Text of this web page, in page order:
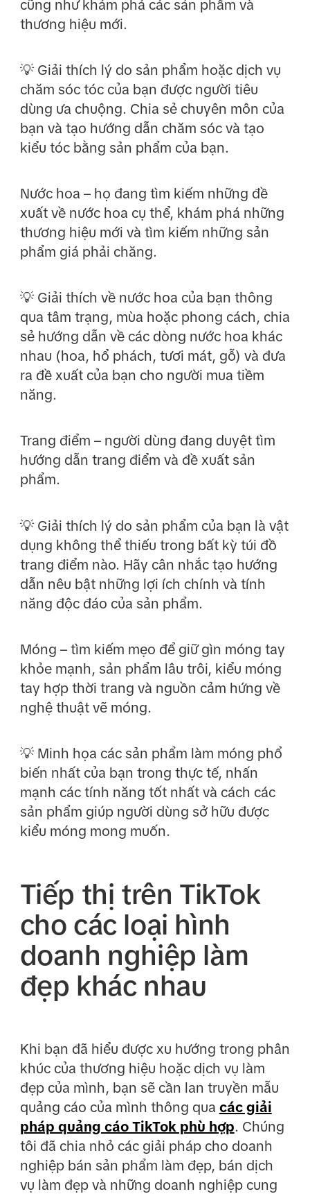
cũng như khám phá các sản phẩm và
thương hiệu mới.
💡 Giải thích lý do sản phẩm hoặc dịch vụ
chăm sóc tóc của bạn được người tiêu
dùng ưa chuộng. Chia sẻ chuyên môn của
bạn và tạo hướng dẫn chăm sóc và tạo
kiểu tóc bằng sản phẩm của bạn.
Nước hoa – họ đang tìm kiếm những đề
xuất về nước hoa cụ thể, khám phá những
thương hiệu mới và tìm kiếm những sản
phẩm giá phải chăng.
💡 Giải thích về nước hoa của bạn thông
qua tâm trạng, mùa hoặc phong cách, chia
sẻ hướng dẫn về các dòng nước hoa khác
nhau (hoa, hổ phách, tươi mát, gỗ) và đưa
ra đề xuất của bạn cho người mua tiềm
năng.
Trang điểm – người dùng đang duyệt tìm
hướng dẫn trang điểm và đề xuất sản
phẩm.
💡 Giải thích lý do sản phẩm của bạn là vật
dụng không thể thiếu trong bất kỳ túi đồ
trang điểm nào. Hãy cân nhắc tạo hướng
dẫn nêu bật những lợi ích chính và tính
năng độc đáo của sản phẩm.
Móng – tìm kiếm mẹo để giữ gìn móng tay
khỏe mạnh, sản phẩm lâu trôi, kiểu móng
tay hợp thời trang và nguồn cảm hứng về
nghệ thuật vẽ móng.
💡 Minh họa các sản phẩm làm móng phổ
biến nhất của bạn trong thực tế, nhấn
mạnh các tính năng tốt nhất và cách các
sản phẩm giúp người dùng sở hữu được
kiểu móng mong muốn.
Tiếp thị trên TikTok
cho các loại hình
doanh nghiệp làm
đẹp khác nhau
Khi bạn đã hiểu được xu hướng trong phân
khúc của thương hiệu hoặc dịch vụ làm
đẹp của mình, bạn sẽ cần lan truyền mẫu
quảng cáo của mình thông qua các giải
pháp quảng cáo TikTok phù hợp. Chúng
tôi đã chia nhỏ các giải pháp cho doanh
nghiệp bán sản phẩm làm đẹp, bán dịch
vụ làm đẹp và những doanh nghiệp cung